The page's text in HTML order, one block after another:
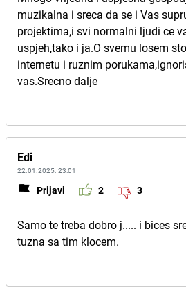
muzikalna i sreca da se i Vas
projektima,i svi normalni ljudi ce
uspjeh,tako i ja.O svemu losem
internetu i ruznim
vas.Srecno dalje
Edi
22.01.2025. 23:01
Prijavi 2 3
Samo te treba dobro j..... i bices
tuzna sa tim klocem.